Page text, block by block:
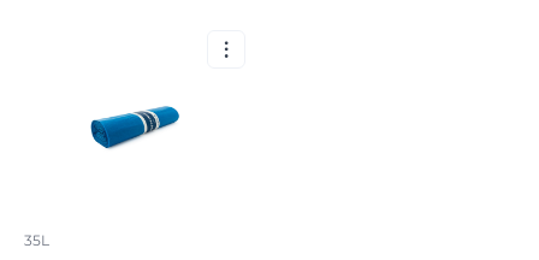
35L